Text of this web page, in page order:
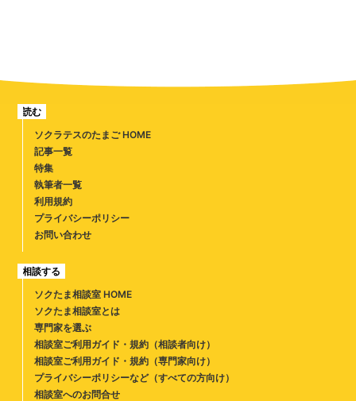
読む
ソクラテスのたまご HOME
記事一覧
特集
執筆者一覧
利用規約
プライバシーポリシー
お問い合わせ
相談する
ソクたま相談室 HOME
ソクたま相談室とは
専門家を選ぶ
相談室ご利用ガイド・規約（相談者向け）
相談室ご利用ガイド・規約（専門家向け）
プライバシーポリシーなど（すべての方向け）
相談室へのお問合せ